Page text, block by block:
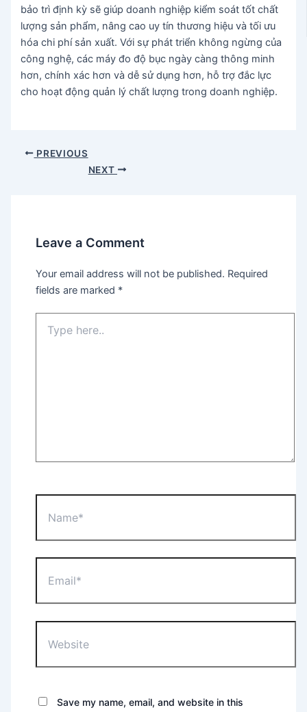
bảo trì định kỳ sẽ giúp doanh nghiệp kiểm soát tốt chất
lượng sản phẩm, nâng cao uy tín thương hiệu và tối ưu
hóa chi phí sản xuất. Với sự phát triển không ngừng của
công nghệ, các máy đo độ bục ngày càng thông minh
hơn, chính xác hơn và dễ sử dụng hơn, hỗ trợ đắc lực
cho hoạt động quản lý chất lượng trong doanh nghiệp.
Post PREVIOUS
NEXT
Leave a Comment
Your email address will not be published. Required
fields are marked *
here..
Save my name, email, and website in this